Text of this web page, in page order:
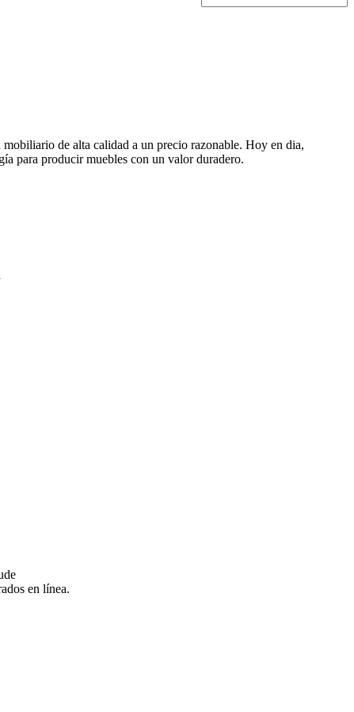
de alta calidad a un precio razonable. Hoy en dia,
para producir muebles con un valor duradero.
en línea.